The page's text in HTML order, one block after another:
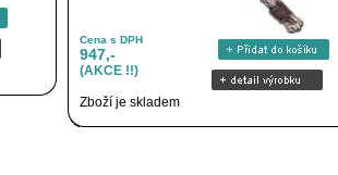
Cena s DPH
947,-
(AKCE !!)
Zboží je skladem